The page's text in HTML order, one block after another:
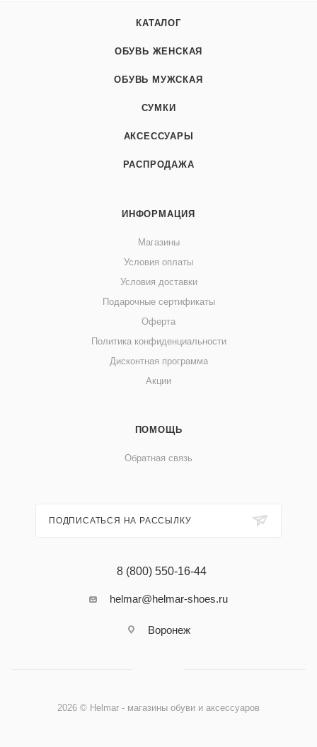
КАТАЛОГ
ОБУВЬ ЖЕНСКАЯ
ОБУВЬ МУЖСКАЯ
СУМКИ
АКСЕССУАРЫ
РАСПРОДАЖА
ИНФОРМАЦИЯ
Магазины
Условия оплаты
Условия доставки
Подарочные сертификаты
Оферта
Политика конфиденциальности
Дисконтная программа
Акции
ПОМОЩЬ
Обратная связь
ПОДПИСАТЬСЯ НА РАССЫЛКУ
8 (800) 550-16-44
helmar@helmar-shoes.ru
Воронеж
2026 © Helmar - магазины обуви и аксессуаров